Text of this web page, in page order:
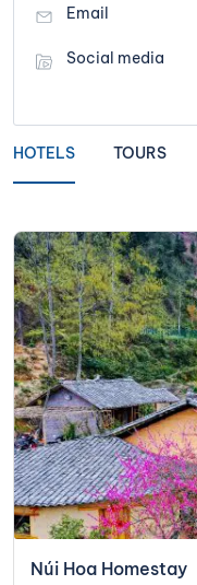
Email
Social media
HOTELS TOURS
Núi Hoa Homestay